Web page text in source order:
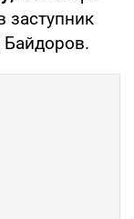
заступник
Байдоров.